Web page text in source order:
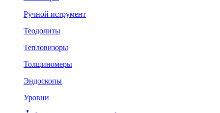
Ручной иструмент
Теодолиты
Тепловизоры
Толщиномеры
Эндоскопы
Уровни